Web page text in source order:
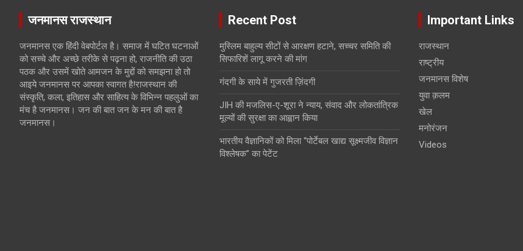
जनमानस राजस्थान
जनमानस एक हिंदी वेबपोर्टल है। समाज में घटित घटनाओं
को सच्चे और अच्छे तरीके से पढ़ना हो, राजनीति की उठा
पठक और उसमें खोते आमजन के मुद्दों को समझना हो तो
आइये जनमानस पर आपका स्वागत है!राजस्थान की
संस्कृति, कला, इतिहास और साहित्य के विभिन्न पहलुओं का
मंच है जनमानस। जन की बात जन के मन की बात है
जनमानस।
Recent Post
मुस्लिम बाहुल्य सीटों से आरक्षण हटाने, सच्चर समिति की
सिफारिशें लागू करने की मांग
गंदगी के साये में गुजरती ज़िंदगी
JIH की मजलिस-ए-शूरा ने न्याय, संवाद और लोकतांत्रिक
मूल्यों की सुरक्षा का आह्वान किया
भारतीय वैज्ञानिकों को मिला “पोर्टेबल खाद्य सूक्ष्मजीव विज्ञान
विश्लेषक” का पेटेंट
Important Links
राजस्थान
राष्ट्रीय
जनमानस विशेष
युवा क़लम
खेल
मनोरंजन
Videos